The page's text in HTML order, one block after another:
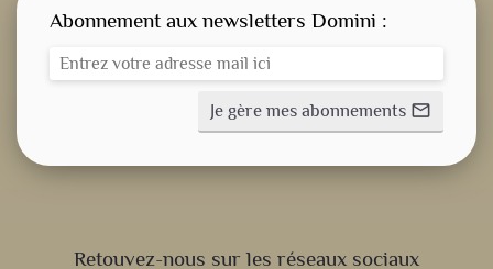
Retouvez-nous sur les réseaux sociaux
Abonnement aux newsletters Domini :
Je gère mes abonnements mail_outline